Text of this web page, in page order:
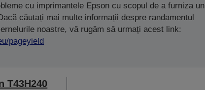
cu imprimantele Epson cu scopul de a furniza un
căutați mai multe informații despre randamentul
noastre, vă rugăm să urmați acest link:
pageyield
T43H240